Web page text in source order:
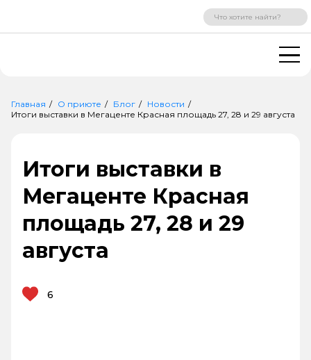
ВХОД РЕГИСТРАЦИЯ
Главная О приюте Блог
Новости
Итоги выставки в Мегаценте Красная площадь 27, 28 и 29 августа
Итоги выставки в
Мегаценте Красная
площадь 27, 28 и 29
августа
6